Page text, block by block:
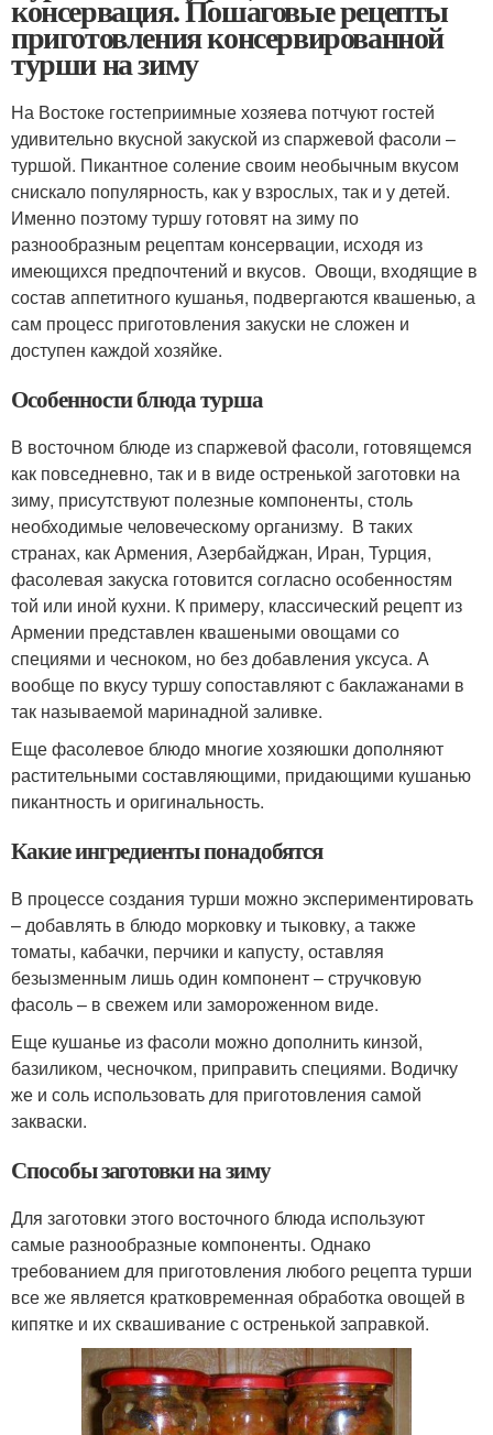
консервация. Пошаговые рецепты
приготовления консервированной
турши на зиму
На Востоке гостеприимные хозяева потчуют гостей
удивительно вкусной закуской из спаржевой фасоли –
туршой. Пикантное соление своим необычным вкусом
снискало популярность, как у взрослых, так и у детей.
Именно поэтому туршу готовят на зиму по
разнообразным рецептам консервации, исходя из
имеющихся предпочтений и вкусов. Овощи, входящие в
состав аппетитного кушанья, подвергаются квашенью, а
сам процесс приготовления закуски не сложен и
доступен каждой хозяйке.
Особенности блюда турша
В восточном блюде из спаржевой фасоли, готовящемся
как повседневно, так и в виде остренькой заготовки на
зиму, присутствуют полезные компоненты, столь
необходимые человеческому организму. В таких
странах, как Армения, Азербайджан, Иран, Турция,
фасолевая закуска готовится согласно особенностям
той или иной кухни. К примеру, классический рецепт из
Армении представлен квашеными овощами со
специями и чесноком, но без добавления уксуса. А
вообще по вкусу туршу сопоставляют с баклажанами в
так называемой маринадной заливке.
Еще фасолевое блюдо многие хозяюшки дополняют
растительными составляющими, придающими кушанью
пикантность и оригинальность.
Какие ингредиенты понадобятся
В процессе создания турши можно экспериментировать
– добавлять в блюдо морковку и тыковку, а также
томаты, кабачки, перчики и капусту, оставляя
безызменным лишь один компонент – стручковую
фасоль – в свежем или замороженном виде.
Еще кушанье из фасоли можно дополнить кинзой,
базиликом, чесночком, приправить специями. Водичку
же и соль использовать для приготовления самой
закваски.
Способы заготовки на зиму
Для заготовки этого восточного блюда используют
самые разнообразные компоненты. Однако
требованием для приготовления любого рецепта турши
все же является кратковременная обработка овощей в
кипятке и их сквашивание с остренькой заправкой.